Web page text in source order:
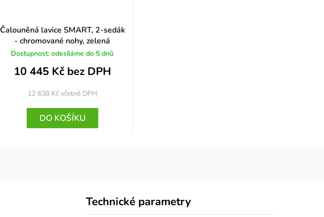
Čalouněná lavice SMART, 2-sedák
- chromované nohy, zelená
Dostupnost: odesíláme do 5 dnů
10 445 Kč bez DPH
12 638 Kč včetně DPH
DO KOŠÍKU
Technické parametry